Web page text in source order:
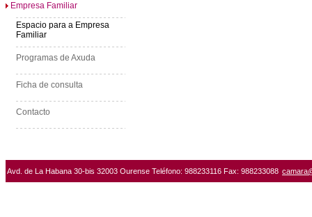
Empresa Familiar
Espacio para a Empresa
Familiar
Programas de Axuda
Ficha de consulta
Contacto
Avd. de La Habana 30-bis 32003 Ourense Teléfono: 988233116 Fax: 988233088